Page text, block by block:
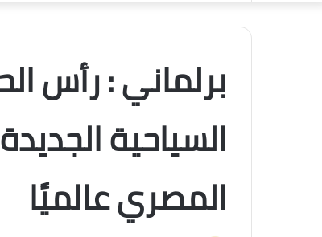
برلماني : رأس
السياحية
المصري عالميًا